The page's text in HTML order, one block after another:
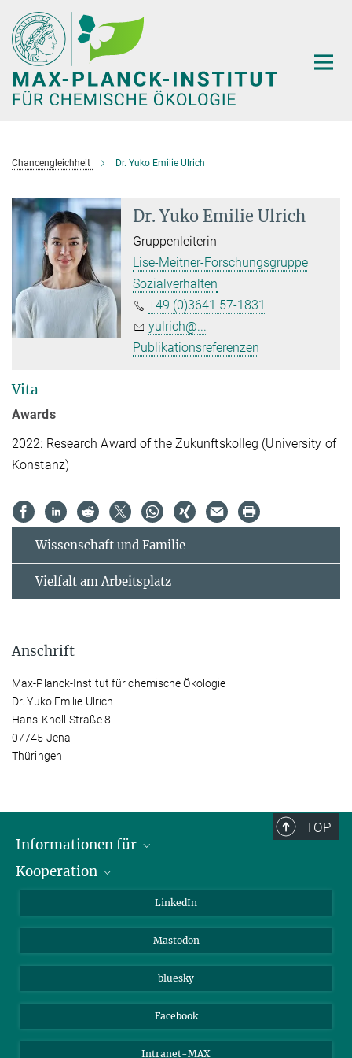
Hauptinhalt
Chancengleichheit Dr. Yuko Emilie Ulrich
Dr. Yuko Emilie Ulrich
Gruppenleiterin
Lise-Meitner-Forschungsgruppe
Sozialverhalten
+49 (0)3641 57-1831
yulrich@...
Publikationsreferenzen
Vita
Awards
2022: Research Award of the Zukunftskolleg (University of
Konstanz)
Wissenschaft und Familie
Vielfalt am Arbeitsplatz
Anschrift
Max-Planck-Institut für chemische Ökologie
Dr. Yuko Emilie Ulrich
Hans-Knöll-Straße 8
07745 Jena
Thüringen
TOP
Informationen für
Journalisten
Kooperation
Beutenberg Campus e.V.
LinkedIn
Mastodon
bluesky
Facebook
Intranet-MAX